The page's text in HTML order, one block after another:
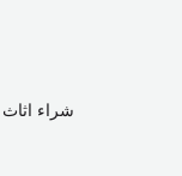
شراء